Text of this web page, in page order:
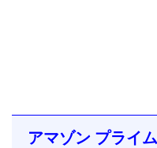
アマゾン プライ